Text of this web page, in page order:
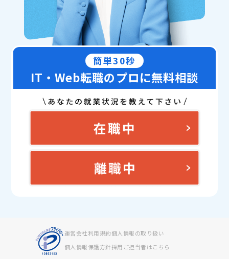
簡単30秒
IT・Web転職のプロに無料相談
運営会社利用規約個人情報の取り扱い
個人情報保護方針採用ご担当者はこちら